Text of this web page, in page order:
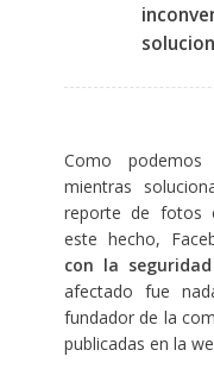
Como
mientras
reporte de fotos
este hecho,
con la
afectado fue
fundador de la
publicadas en la